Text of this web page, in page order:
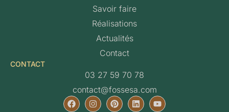
Savoir faire
Réalisations
Actualités
Contact
CONTACT
03 27 59 70 78
contact@fossesa.com